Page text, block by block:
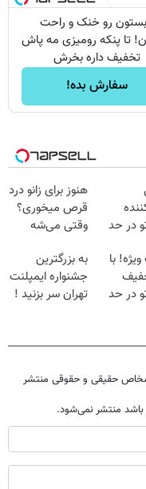
رو خنک و راحت
تا پنکه رومیزی مه پاش
تخفیف داره بخرش
سفارش بده!
در حد
هنوز برای زانو درد
قرص میخوری؟
وقتی می‌شه
درمانش کرد؟؟؟؟
با
در حد
به بزرگترین
جشنواره ایمپلنت
تهران سر بزنید !
حقیقی و حقوقی منتشر
باشد منتشر نمی‌شود.